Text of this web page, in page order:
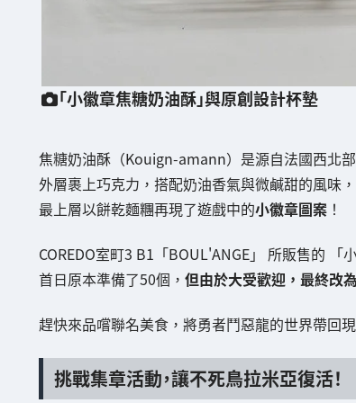
「小徽章焦糖奶油酥」與原創設計杯墊
焦糖奶油酥（Kouign-amann）是源自法國西北
外層裹上巧克力，搭配奶油香氣與微鹹甜的風味
最上層以餅乾麵糰再現了遊戲中的小徽章圖案！
COREDO室町3 B1「BOUL'ANGE」 所販售的 「
首日原本準備了50個， 但由於大受歡迎，最終改
趕快來品嚐聯名美食，將勇者鬥惡龍的世界帶回現
挑戰集章活動，讓不死鳥拉米亞復活！